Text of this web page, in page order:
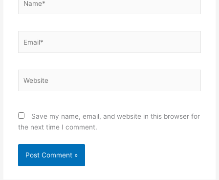
Save my name, email, and website in this browser for
the next time I comment.